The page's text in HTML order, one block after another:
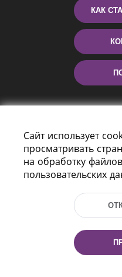
КАК
г. Минск,
Тел.: (+375 17) 368
Эл. почта:
Сайт использует
просматривать
на обработку
пользовательских